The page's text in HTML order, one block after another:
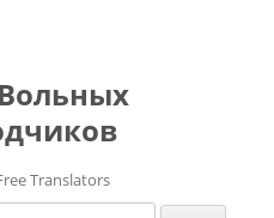
Translators